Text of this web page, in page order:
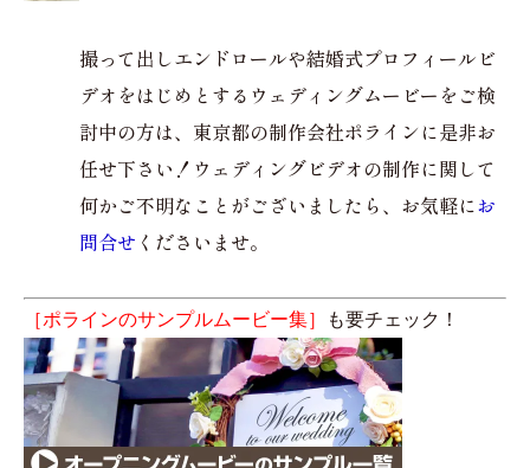
撮って出しエンドロールや結婚式プロフィールビ
デオをはじめとするウェディングムービーをご検
討中の方は、東京都の制作会社ポラインに是非お
任せ下さい！ウェディングビデオの制作に関して
何かご不明なことがございましたら、お気軽にお
問合せ くださいませ。
［ポラインのサンプルムービー集］ も要チェック！